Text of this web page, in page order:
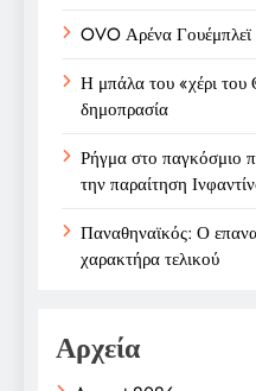
OVO Αρένα Γουέμπλεϊ
Η μπάλα του «χέρι
δημοπρασία
Ρήγμα στο παγκόσμιο
την παραίτηση
Παναθηναϊκός: Ο
χαρακτήρα τελικού
Αρχεία